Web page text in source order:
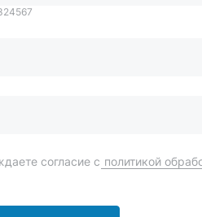
Отправить
+7 (904) 945-52-55